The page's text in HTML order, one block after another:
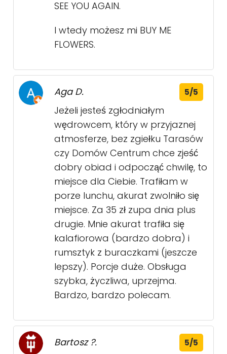
SEE YOU AGAIN.
I wtedy możesz mi BUY ME
FLOWERS.
Aga D. 5/5
Jeżeli jesteś zgłodniałym
wędrowcem, który w przyjaznej
atmosferze, bez zgiełku Tarasów
czy Domów Centrum chce zjeść
dobry obiad i odpocząć chwilę, to
miejsce dla Ciebie. Trafiłam w
porze lunchu, akurat zwolniło się
miejsce. Za 35 zł zupa dnia plus
drugie. Mnie akurat trafiła się
kalafiorowa (bardzo dobra) i
rumsztyk z buraczkami (jeszcze
lepszy). Porcje duże. Obsługa
szybka, życzliwa, uprzejma.
Bardzo, bardzo polecam.
Bartosz ?. 5/5